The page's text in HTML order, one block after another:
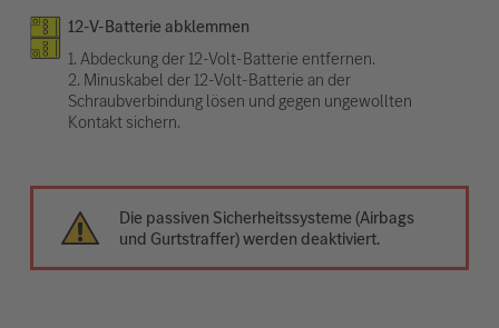
12-V-Batterie abklemmen
1. Abdeckung der 12-Volt-Batterie entfernen.
2. Minuskabel der 12-Volt-Batterie an der
Schraubverbindung lösen und gegen ungewollten
Kontakt sichern.
Die passiven Sicherheitssysteme (Airbags
und Gurtstraffer) werden deaktiviert.